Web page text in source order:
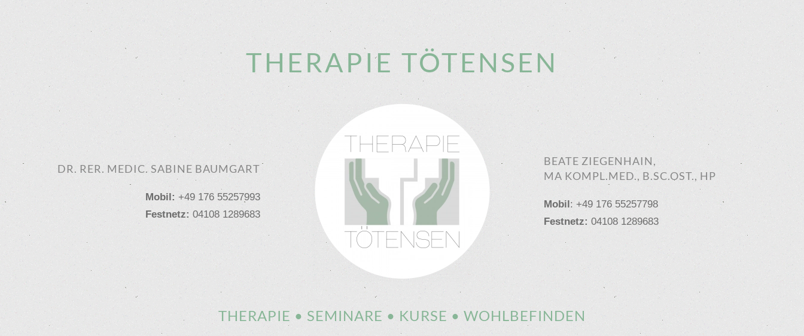
THERAPIE TÖTENSEN
DR. RER. MEDIC. SABINE BAUMGART
Mobil: +49 176 55257993
Festnetz: 04108 1289683
BEATE ZIEGENHAIN,
MA KOMPL.MED., B.SC.OST., HP
Mobil : +49 176 55257798
Festnetz: 04108 1289683
THERAPIE • SEMINARE • KURSE • WOHLBEFINDEN